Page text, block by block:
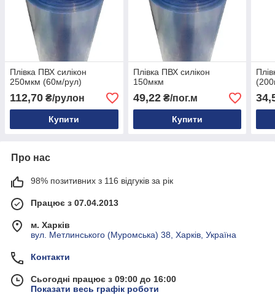
Плівка ПВХ силікон
250мкм (60м/рул)
112,70 ₴/рулон
Купити
Плівка ПВХ силікон
150мкм
49,22₴/пог.м
Купити
Про нас
98% позитивних з 116 відгуків за рік
Працює з 07.04.2013
м. Харків
вул. Метлинського (Муромська) 38, Харків, Україна
Контакти
Сьогодні працює з 09:00 до 16:00
Показати весь графік роботи